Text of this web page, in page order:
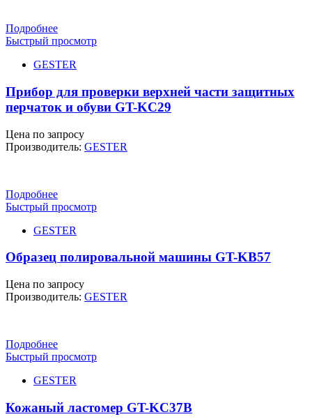
Подробнее
Быстрый просмотр
GESTER
Прибор для проверки верхней части защитных
перчаток и обуви GT-KC29
Цена по запросу
Производитель: GESTER
Подробнее
Быстрый просмотр
GESTER
Образец полировальной машины GT-KB57
Цена по запросу
Производитель: GESTER
Подробнее
Быстрый просмотр
GESTER
Кожаный ластомер GT-KC37B